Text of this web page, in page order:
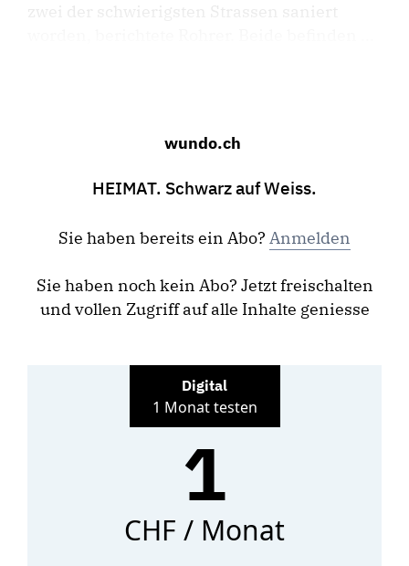
wundo.ch
HEIMAT. Schwarz auf Weiss.
Sie haben bereits ein Abo? Anmelden
Sie haben noch kein Abo? Jetzt freischalten
und vollen Zugriff auf alle Inhalte geniesse
Digital
1 Monat testen
1
CHF / Monat